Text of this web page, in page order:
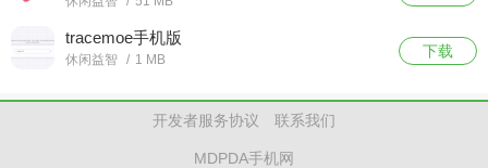
tracemoe手机版
休闲益智 / 1 MB 下载
开发者服务协议 联系我们
MDPDA手机网